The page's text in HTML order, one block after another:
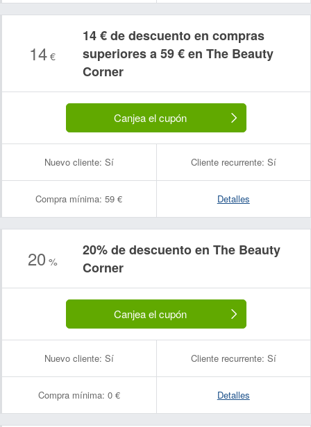
14€
14 € de descuento en compras
superiores a 59 € en The Beauty
Corner
Canjea el cupón
Nuevo cliente: Sí Cliente recurrente: Sí
Compra mínima: 59 € Detalles
20 %
20% de descuento en The Beauty
Corner
Canjea el cupón
Nuevo cliente: Sí Cliente recurrente: Sí
Compra mínima: 0 € Detalles